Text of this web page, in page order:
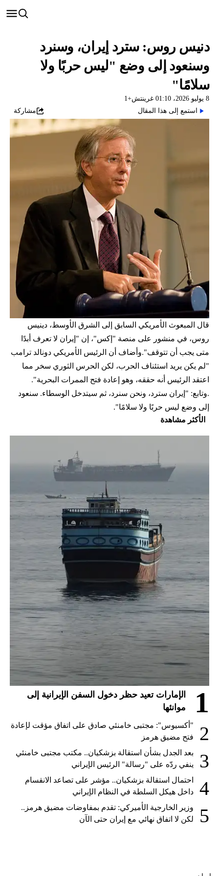
دنيس روس: سترد إيران، وسنرد
وسنعود إلى وضع "ليس حربًا ولا
سلامًا"
8 يوليو 2026، 01:10 غرينتش+1
استمع إلى هذا المقال
مشاركة
قال المبعوث الأمريكي السابق إلى الشرق الأوسط، دينيس
روس، في منشور على منصة "إكس"، إن "إيران لا تعرف أبدًا
متى يجب أن تتوقف".وأضاف أن الرئيس الأمريكي دونالد ترامب
"لم يكن يريد استئناف الحرب، لكن الحرس الثوري سخر مما
اعتقد الرئيس أنه حققه، وهو إعادة فتح الممرات البحرية".
.وتابع: "إيران سترد، ونحن سنرد، ثم سيتدخل الوسطاء. سنعود
إلى وضع ليس حربًا ولا سلامًا".
الأكثر مشاهدة
1
الإمارات تعيد حظر دخول السفن الإيرانية إلى
موانئها
2
"أكسيوس": مجتبى خامنئي صادق على اتفاق مؤقت لإعادة
فتح مضيق هرمز
3
بعد الجدل بشأن استقالة بزشكيان.. مكتب مجتبى خامنئي
ينفي ردّه على "رسالة" الرئيس الإيراني
4
احتمال استقالة بزشكيان.. مؤشر على تصاعد الانقسام
داخل هيكل السلطة في النظام الإيراني
5
وزير الخارجية الأميركي: تقدم بمفاوضات مضيق هرمز..
لكن لا اتفاق نهائي مع إيران حتى الآن